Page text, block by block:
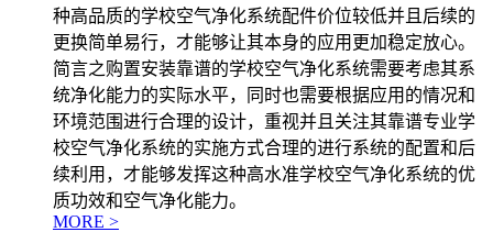
种高品质的学校空气净化系统配件价位较低并且后续的
更换简单易行，才能够让其本身的应用更加稳定放心。
简言之购置安装靠谱的学校空气净化系统需要考虑其系
统净化能力的实际水平，同时也需要根据应用的情况和
环境范围进行合理的设计，重视并且关注其靠谱专业学
校空气净化系统的实施方式合理的进行系统的配置和后
续利用，才能够发挥这种高水准学校空气净化系统的优
质功效和空气净化能力。
MORE >